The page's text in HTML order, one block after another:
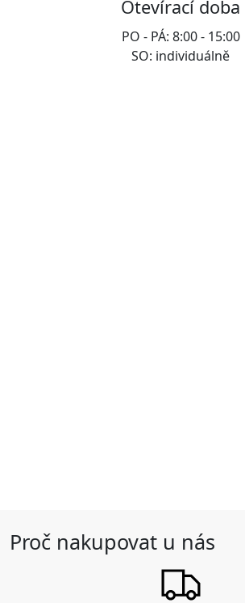
Otevírací doba
PO - PÁ: 8:00 - 15:00
SO: individuálně
Proč nakupovat u nás